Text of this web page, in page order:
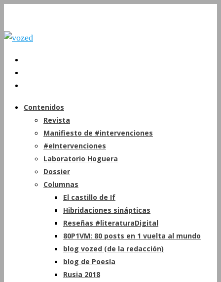
Contenidos
Revista
Manifiesto de #intervenciones
#eIntervenciones
Laboratorio Hoguera
Dossier
Columnas
El castillo de If
Hibridaciones sinápticas
Reseñas #literaturaDigital
80P1VM: 80 posts en 1 vuelta al mundo
blog vozed (de la redacción)
blog de Poesía
Rusia 2018